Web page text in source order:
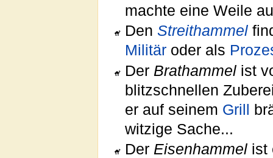
machte eine Weile
DenStreithammel
Militär oder als
Der Brathammel ist
blitzschnellen
er auf seinem Grill
witzige Sache...
Der Eisenhammel ist